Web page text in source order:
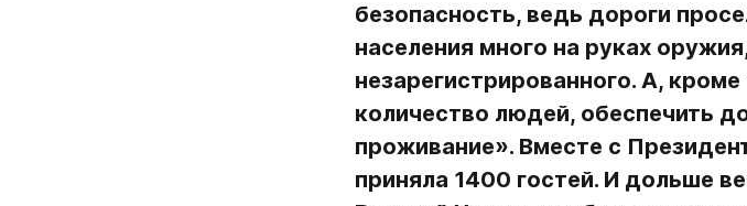
безопасность, ведь дороги
населения много на руках
незарегистрированного. А,
количество людей, обеспечить
проживание». Вместе с
приняла 1400 гостей. И дольше